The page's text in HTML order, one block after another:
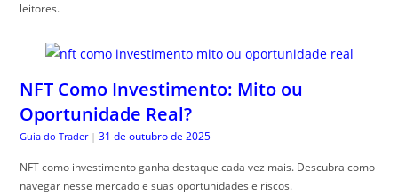
leitores.
NFT Como Investimento: Mito ou
Oportunidade Real?
Guia do Trader | 31 de outubro de 2025
NFT como investimento ganha destaque cada vez mais. Descubra como
navegar nesse mercado e suas oportunidades e riscos.